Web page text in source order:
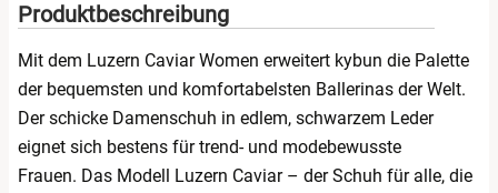
Produktbeschreibung
Mit dem Luzern Caviar Women erweitert kybun die Palette
der bequemsten und komfortabelsten Ballerinas der Welt.
Der schicke Damenschuh in edlem, schwarzem Leder
eignet sich bestens für trend- und modebewusste
Frauen. Das Modell Luzern Caviar – der Schuh für alle, die